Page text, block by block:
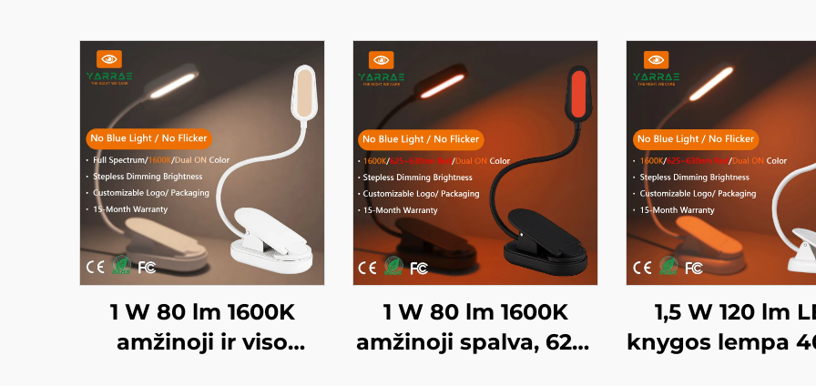
1 W 80 lm 1600K
amžinoji ir viso
1 W 80 lm 1600K
amžinoji spalva, 625–
1,5 W 120 lm
knygos lempa